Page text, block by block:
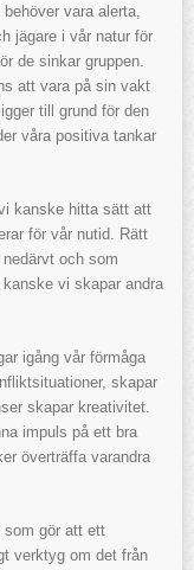
vara alerta,
jägare i vår natur för
de sinkar gruppen.
att vara på sin vakt
till grund för den
våra positiva tankar
kanske hitta sätt att
för vår nutid. Rätt
och som
vi skapar andra
igång vår förmåga
skapar
skapar kreativitet.
impuls på ett bra
överträffa varandra
som gör att ett
verktyg om det från